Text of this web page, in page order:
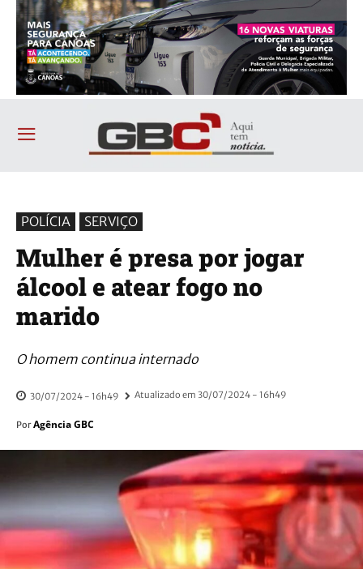
POLÍCIA SERVIÇO
Mulher é presa por jogar
álcool e atear fogo no
marido
O homem continua internado
30/07/2024 - 16h49 Atualizado em 30/07/2024 - 16h49
Por Agência GBC